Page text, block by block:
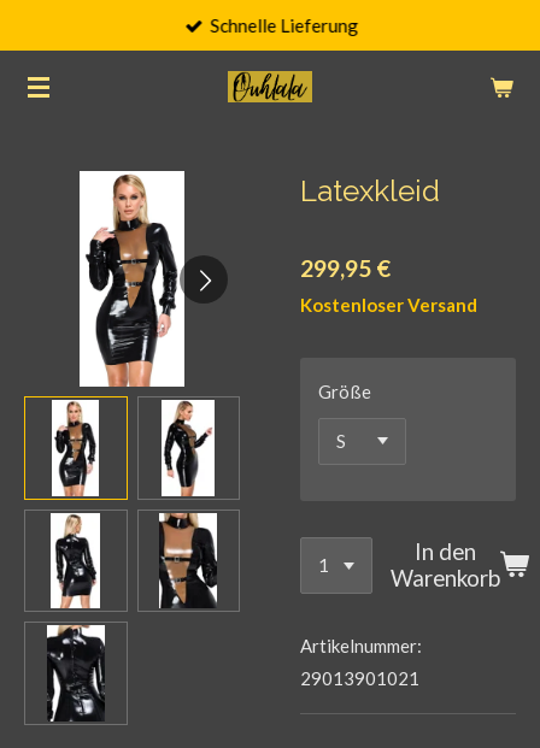
springen
Schnelle Lieferung
Latexkleid
299,95 €
Kostenloser Versand
Größe
In den
Warenkorb
Artikelnummer:
29013901021